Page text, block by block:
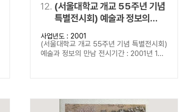
12. (서울대학교 개교 55주년 기념
특별전시회) 예술과 정보의
만남
사업년도 : 2001
(서울대학교 개교 55주년 기념 특별전시회)
예술과 정보의 만남 전시기간 : 2001년 1...